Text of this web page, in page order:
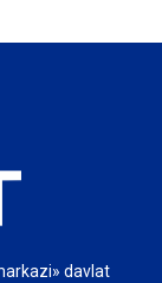
davlat